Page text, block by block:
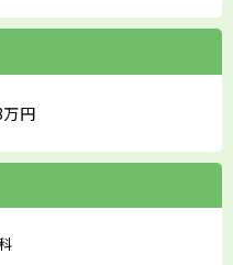
円